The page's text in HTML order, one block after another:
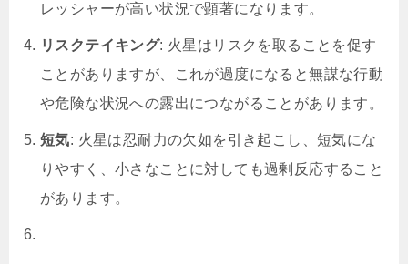
レッシャーが高い状況で顕著になります。
リスクテイキング: 火星はリスクを取ることを促す
ことがありますが、これが過度になると無謀な行動
や危険な状況への露出につながることがあります。
短気: 火星は忍耐力の欠如を引き起こし、短気にな
りやすく、小さなことに対しても過剰反応すること
があります。